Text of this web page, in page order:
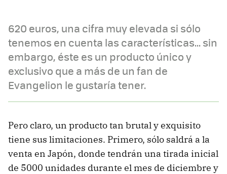
620 euros, una cifra muy elevada si sólo
tenemos en cuenta las características... sin
embargo, éste es un producto único y
exclusivo que a más de un fan de
Evangelion le gustaría tener.
Pero claro, un producto tan brutal y exquisito
tiene sus limitaciones. Primero, sólo saldrá a la
venta en Japón, donde tendrán una tirada inicial
de 5000 unidades durante el mes de diciembre y